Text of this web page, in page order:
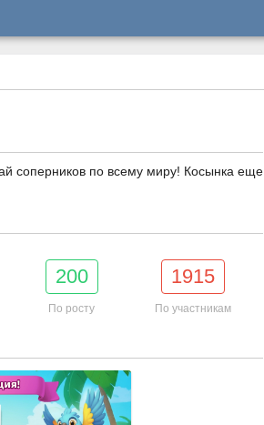
соперников по всему миру! Косынка еще
200
По росту
1915
По участникам